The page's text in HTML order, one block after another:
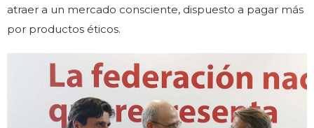
atraer a un mercado consciente, dispuesto a pagar más
por productos éticos.